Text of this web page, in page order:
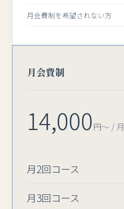
月会費制を希望されない方
月会費制
14,000円〜 / 月
月2回コース
月3回コース